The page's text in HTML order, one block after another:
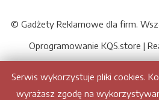
© Gadżety Reklamowe dla firm.
Oprogramowanie KQS.store |
Serwis wykorzystuje pliki cookies.
wyrażasz zgodę na